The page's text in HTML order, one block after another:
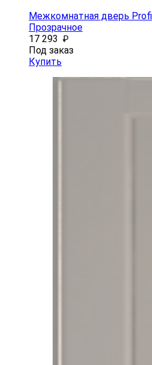
Межкомнатная дверь
Прозрачное
17 293 ₽
Под заказ
Купить